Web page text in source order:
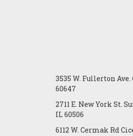
3535 W. Fullerton Ave.
60647
2711 E. New York St.
IL 60506
6112 W. Cermak Rd